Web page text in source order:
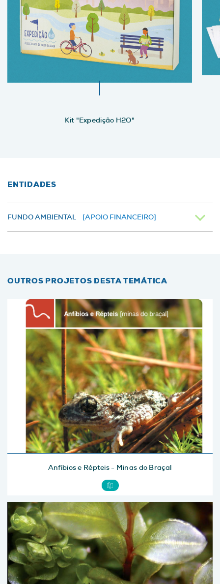
Kit "Expedição H2O"
ENTIDADES
FUNDO AMBIENTAL [APOIO FINANCEIRO]
OUTROS PROJETOS DESTA TEMÁTICA
Anfíbios e Répteis - Minas do Braçal